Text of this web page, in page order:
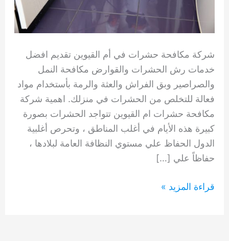
شركة مكافحة حشرات في أم القيوين تقديم افضل
خدمات رش الحشرات والقوارض مكافحة النمل
والصراصير وبق الفراش والعثة والرمة بأستخدام مواد
فعالة للتخلص من الحشرات في منزلك. اهمية شركة
مكافحة حشرات ام القيوين تتواجد الحشرات بصورة
كبيرة هذه الأيام في أغلب المناطق ، وتحرص أغلبية
الدول الحفاظ علي مستوي النظافة العامة لبلادها ،
حفاظاً علي […]
شركة
قراءة المزيد »